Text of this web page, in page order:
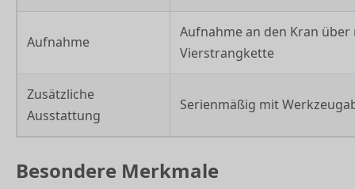
Aufnahme
Aufnahme an den Kran
Vierstrangkette
Zusätzliche
Ausstattung
Serienmäßig mit
Besondere Merkmale